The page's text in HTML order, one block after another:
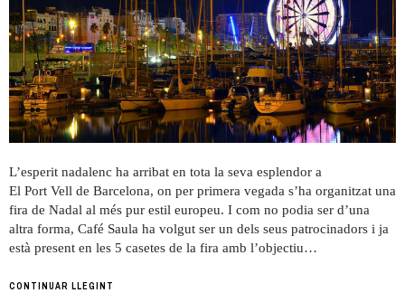
L’esperit nadalenc ha arribat en tota la seva esplendor a
El Port Vell de Barcelona, on per primera vegada s’ha organitzat una
fira de Nadal al més pur estil europeu. I com no podia ser d’una
altra forma, Café Saula ha volgut ser un dels seus patrocinadors i ja
està present en les 5 casetes de la fira amb l’objectiu…
CONTINUAR LLEGINT